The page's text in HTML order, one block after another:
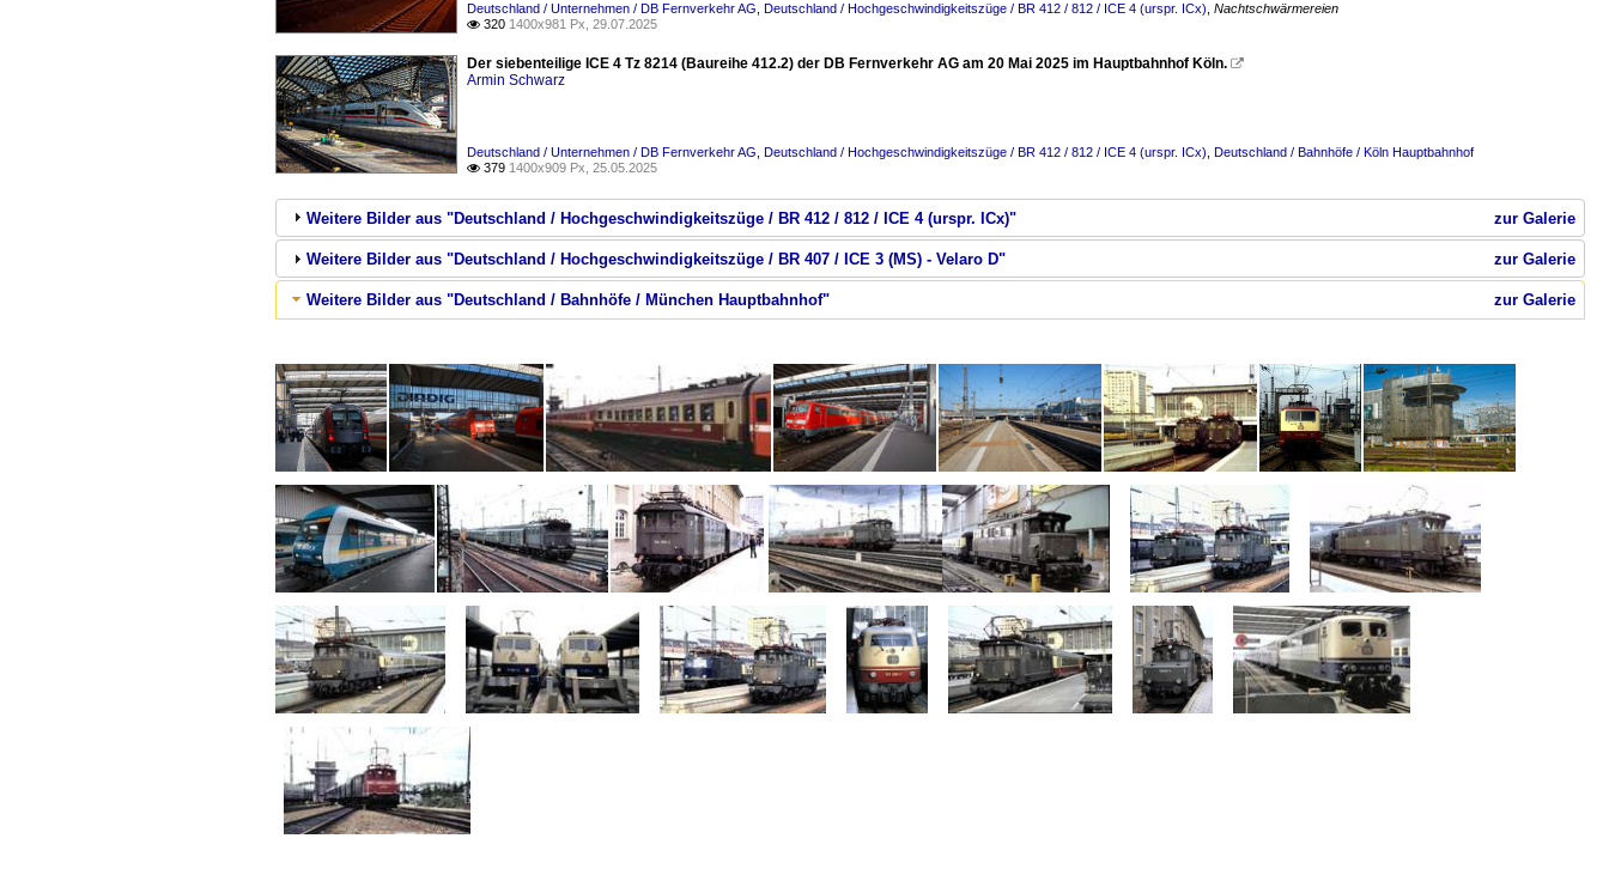
Deutschland / Unternehmen / DB Fernverkehr AG Deutschland / Hochgeschwindigkeitszüge / BR 412 / 812 / ICE 4 (urspr. ICx) Nachtschwärmereien
 320 1400x981 Px, 29.07.2025
Der siebenteilige ICE 4 Tz 8214 (Baureihe 412.2) der DB Fernverkehr AG am 20 Mai 2025 im Hauptbahnhof Köln. 
Armin Schwarz
Deutschland / Unternehmen / DB Fernverkehr AG Deutschland / Hochgeschwindigkeitszüge / BR 412 / 812 / ICE 4 (urspr. ICx) Deutschland / Bahnhöfe / Köln Hauptbahnhof
 379 1400x909 Px, 25.05.2025
zur Galerie
Weitere Bilder aus "Deutschland / Hochgeschwindigkeitszüge / BR 412 / 812 / ICE 4 (urspr. ICx)"
zur Galerie
Weitere Bilder aus "Deutschland / Hochgeschwindigkeitszüge / BR 407 / ICE 3 (MS) - Velaro D"
zur Galerie
Weitere Bilder aus "Deutschland / Bahnhöfe / München Hauptbahnhof"